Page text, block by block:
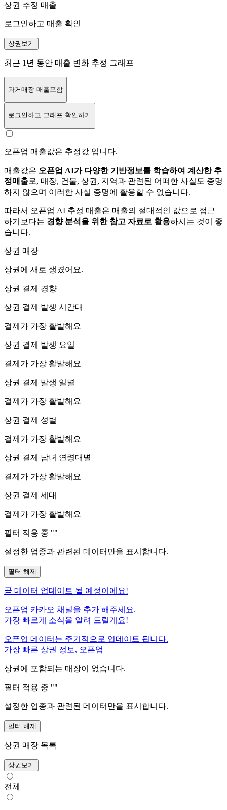
상권 추정 매출
로그인하고 매출 확인
상권보기
최근 1년 동안 매출 변화 추정 그래프
과거매장 매출포함
로그인하고 그래프 확인하기
오픈업 매출값은 추정값 입니다.
매출값은 오픈업 AI가 다양한 기반정보를 학습하여 계산한 추
정매출로, 매장, 건물, 상권, 지역과 관련된 어떠한 사실도 증명
하지 않으며 이러한 사실 증명에 활용할 수 없습니다.
따라서 오픈업 AI 추정 매출은 매출의 절대적인 값으로 접근
하기보다는 경향 분석을 위한 참고 자료로 활용하시는 것이 좋
습니다.
상권 매장
상권에 새로 생겼어요.
상권 결제 경향
상권 결제 발생 시간대
결제가 가장 활발해요
상권 결제 발생 요일
결제가 가장 활발해요
상권 결제 발생 일별
결제가 가장 활발해요
상권 결제 성별
결제가 가장 활발해요
상권 결제 남녀 연령대별
결제가 가장 활발해요
상권 결제 세대
결제가 가장 활발해요
필터 적용 중 ""
설정한 업종과 관련된 데이터만을 표시합니다.
필터 해제
곧 데이터 업데이트 될 예정이에요!
오픈업 카카오 채널을 추가 해주세요.
가장 빠르게 소식을 알려 드릴게요!
오픈업 데이터는 주기적으로 업데이트 됩니다.
가장 빠른 상권 정보, 오픈업
상권에 포함되는 매장이 없습니다.
필터 적용 중 ""
설정한 업종과 관련된 데이터만을 표시합니다.
필터 해제
상권 매장 목록
상권보기
전체